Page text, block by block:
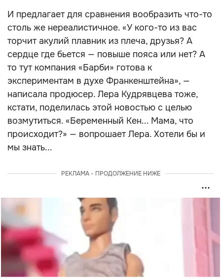
И предлагает для сравнения вообразить что-то
столь же нереалистичное. «У кого-то из вас
торчит акулий плавник из плеча, друзья? А
сердце где бьется — повыше пояса или нет? А
то тут компания «Барби» готова к
экспериментам в духе Франкенштейна», —
написала продюсер. Лера Кудрявцева тоже,
кстати, поделилась этой новостью с целью
возмутиться. «Беременный Кен... Мама, что
происходит?» — вопрошает Лера. Хотели бы и
мы знать...
РЕКЛАМА - ПРОДОЛЖЕНИЕ НИЖЕ